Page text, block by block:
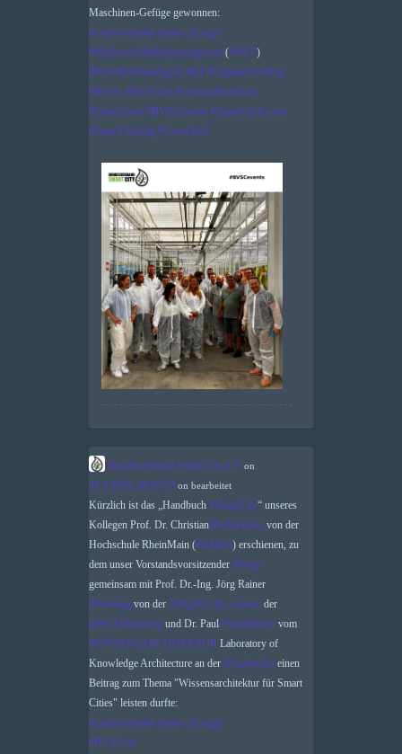
Maschinen-Gefüge gewonnen:
bundesverband-smart-city.org/s
#Markterschließungsprogramm (#MEP)
#KünstlicheIntelligenz #KI #DigitalerZwilling
#BVSC #BVSCnet #GermanSmartCity
#SmartCities #BVSCevents #SmartCityEvents
#SmartFarming #GreenTech
Bundesverband Smart City e.V. on
25.5.2026, 09:07:33 on bearbeitet
Kürzlich ist das „Handbuch #SmartCity“ unseres
Kollegen Prof. Dr. Christian #Schachtner von der
Hochschule RheinMain (#HSRM) erschienen, zu
dem unser Vorstandsvorsitzender @mdp
gemeinsam mit Prof. Dr.-Ing. Jörg Rainer
#Noennig von der @digital_city_science der
@HCUHamburg und Dr. Paul #Stadelhofer vom
#WISSENSARCHITEKTUR Laboratory of
Knowledge Architecture an der @tudresden einen
Beitrag zum Thema "Wissensarchitektur für Smart
Cities" leisten durfte:
bundesverband-smart-city.org/p
#BVSCnet